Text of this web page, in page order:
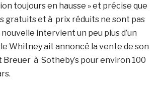
toujours en hausse » et précise que
gratuits et à prix réduits ne sont pas
intervient un peu plus d’un
Whitney ait annoncé la vente de son
à Sotheby’s pour environ 100